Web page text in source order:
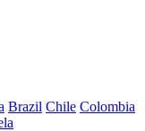
Brazil Chile Colombia